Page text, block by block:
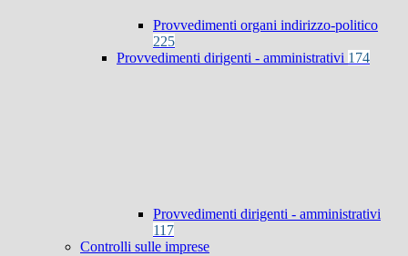
Provvedimenti organi indirizzo-politico
225
Provvedimenti dirigenti - amministrativi 174
Provvedimenti dirigenti - amministrativi
117
Controlli sulle imprese